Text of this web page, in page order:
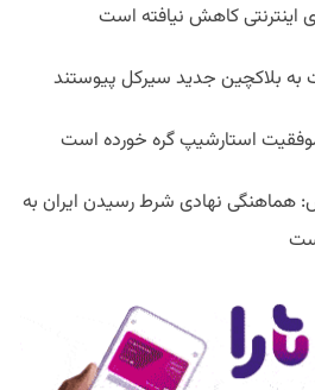
اینترنتی کاهش نیافته است
به بلاکچین جدید سیرکل پیوستند
استارشیپ گره خورده است
نهادی شرط رسیدن ایران به